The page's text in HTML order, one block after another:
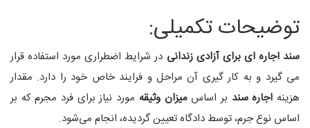
توضیحات تکمیلی:
سند اجاره ‌ای برای آزادی زندانی در شرایط اضطراری مورد استفاده قرار
می گیرد و به کار گیری آن مراحل و فرایند خاص خود را دارد. مقدار
هزینه اجاره سند بر اساسمیزان وثیقه مورد نیاز برای فرد مجرم که بر
اساس نوع جرم، توسط دادگاه تعیین گردیده، انجام می‌شود.